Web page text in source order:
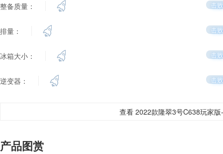
整备质量： 击
排量： 击
冰箱大小： 击
逆变器： 击
查看 2022款隆翠3号C638玩家
产品图赏